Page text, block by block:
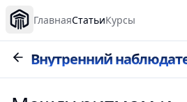
ГлавнаяСтатьиКурсы
Внутренний